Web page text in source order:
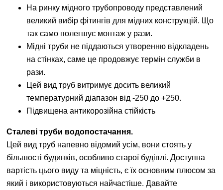
На ринку мідного трубопроводу представлений
великий вибір фітингів для мідних конструкцій. Що
так само полегшує монтаж у рази.
Мідні труби не піддаються утворенню відкладень
на стінках, саме це продовжує термін служби в
рази.
Цей вид труб витримує досить великий
температурний діапазон від -250 до +250.
Підвищена антикорозійна стійкість
Сталеві труби водопостачання.
Цей вид труб напевно відомий усім, вони стоять у
більшості будинків, особливо старої будівлі. Доступна
вартість цього виду та міцність, є їх основним плюсом за
який і використовуються найчастіше. Давайте